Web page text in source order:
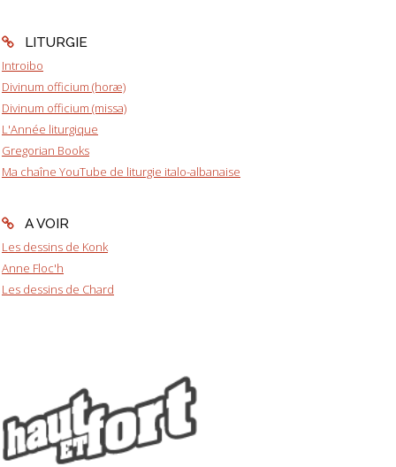
LITURGIE
Introibo
Divinum officium (horæ)
Divinum officium (missa)
L'Année liturgique
Gregorian Books
Ma chaîne YouTube de liturgie italo-albanaise
A VOIR
Les dessins de Konk
Anne Floc'h
Les dessins de Chard